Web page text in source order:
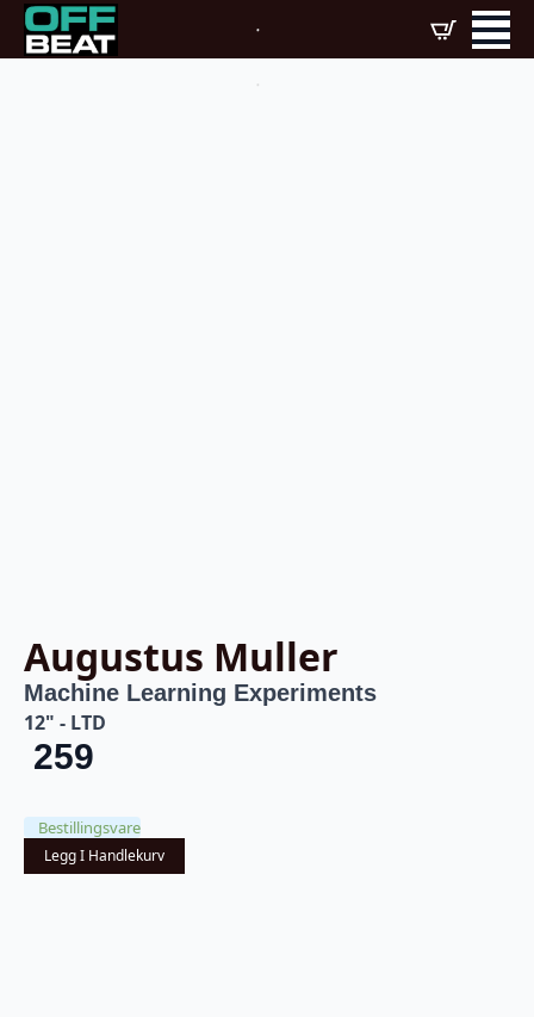
Augustus Muller
Machine Learning Experiments
12" - LTD
259
Bestillingsvare
Legg I Handlekurv